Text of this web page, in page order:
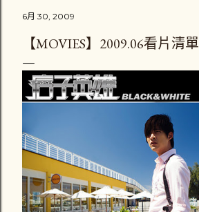
6月 30, 2009
【MOVIES】2009.06看片清單